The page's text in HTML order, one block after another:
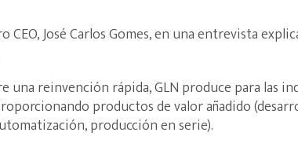
José Carlos Gomes, en una entrevista
una reinvención rápida, GLN produce para las
productos de valor añadido
producción en serie).